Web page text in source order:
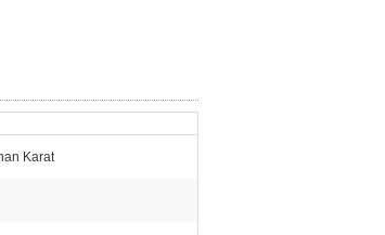
Karat